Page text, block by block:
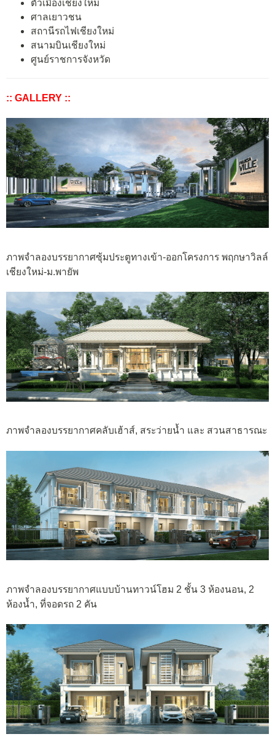
ตัวเมืองเชียงใหม่
ศาลเยาวชน
สถานีรถไฟเชียงใหม่
สนามบินเชียงใหม่
ศูนย์ราชการจังหวัด
:: GALLERY ::
ภาพจำลองบรรยากาศซุ้มประตูทางเข้า-ออกโครงการ พฤกษาวิลล์
เชียงใหม่-ม.พายัพ
ภาพจำลองบรรยากาศคลับเฮ้าส์, สระว่ายน้ำ และ สวนสาธารณะ
ภาพจำลองบรรยากาศแบบบ้านทาวน์โฮม 2 ชั้น 3 ห้องนอน, 2
ห้องน้ำ, ที่จอดรถ 2 คัน